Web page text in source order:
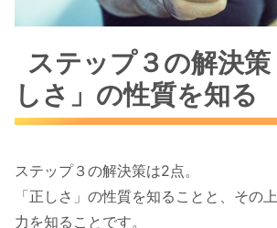
ステップ３の解
しさ」の性質を知る
ステップ３の解決策は2点。
「正しさ」の性質を知ることと、その
力を知ることです。